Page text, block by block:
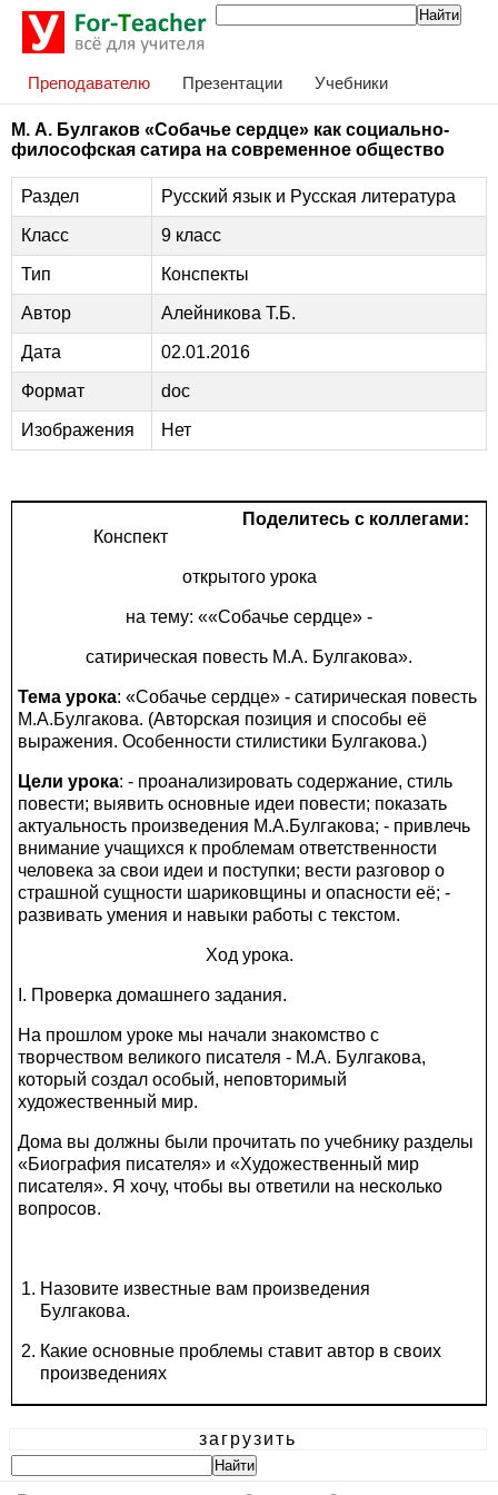
Преподавателю Презентации Учебники
М. А. Булгаков «Собачье сердце» как социально-
философская сатира на современное общество
Раздел Русский язык и Русская литература
Класс 9 класс
Тип Конспекты
Автор Алейникова Т.Б.
Дата 02.01.2016
Формат doc
Изображения Нет
Поделитесь с коллегами:
Конспект
открытого урока
на тему: ««Собачье сердце» -
сатирическая повесть М.А. Булгакова».
Тема урока: «Собачье сердце» - сатирическая повесть
М.А.Булгакова. (Авторская позиция и способы её
выражения. Особенности стилистики Булгакова.)
Цели урока: - проанализировать содержание, стиль
повести; выявить основные идеи повести; показать
актуальность произведения М.А.Булгакова; - привлечь
внимание учащихся к проблемам ответственности
человека за свои идеи и поступки; вести разговор о
страшной сущности шариковщины и опасности её; -
развивать умения и навыки работы с текстом.
Ход урока.
I. Проверка домашнего задания.
На прошлом уроке мы начали знакомство с
творчеством великого писателя - М.А. Булгакова,
который создал особый, неповторимый
художественный мир.
Дома вы должны были прочитать по учебнику разделы
«Биография писателя» и «Художественный мир
писателя». Я хочу, чтобы вы ответили на несколько
вопросов.
Назовите известные вам произведения
Булгакова.
Какие основные проблемы ставит автор в своих
произведениях
(Извечная борьба добра и зла, нравственности и
аморальности, свободы и несвободы, проблема
загрузить